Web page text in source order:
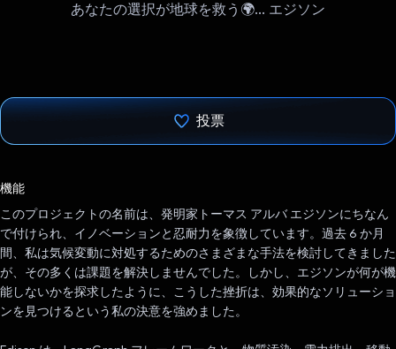
あなたの選択が地球を救う🌍... エジソン
投票
機能
このプロジェクトの名前は、発明家トーマス アルバ エジソンにちなん
で付けられ、イノベーションと忍耐力を象徴しています。過去 6 か月
間、私は気候変動に対処するためのさまざまな手法を検討してきました
が、その多くは課題を解決しませんでした。しかし、エジソンが何が機
能しないかを探求したように、こうした挫折は、効果的なソリューショ
ンを見つけるという私の決意を強めました。